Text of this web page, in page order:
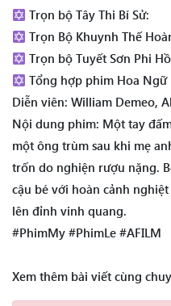
Trọn bộ Tây Thi Bí Sử:
Trọn Bộ Khuynh Thế
Trọn bộ Tuyết Sơn Phi
Tổng hợp phim Hoa Ngữ
Diễn viên: William Demeo,
Nội dung phim: Một tay
một ông trùm sau khi mẹ
trốn do nghiện rượu nặng.
cậu bé với hoàn cảnh
lên đỉnh vinh quang.
#PhimMy #PhimLe #AFILM
Xem thêm bài viết cùng